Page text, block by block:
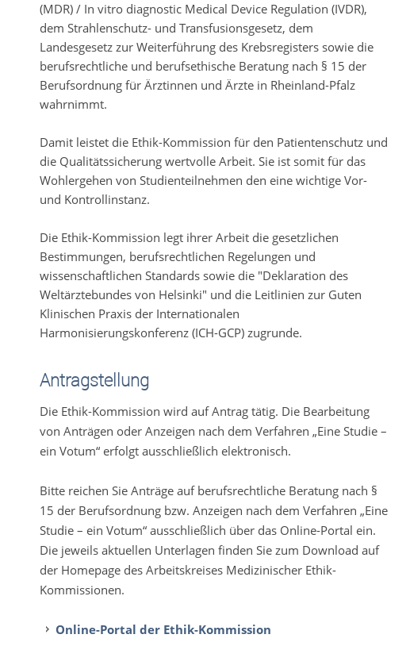
(MDR) / In vitro diagnostic Medical Device Regulation (IVDR),
dem Strahlenschutz- und Transfusionsgesetz, dem
Landesgesetz zur Weiterführung des Krebsregisters sowie die
berufsrechtliche und berufsethische Beratung nach § 15 der
Berufsordnung für Ärztinnen und Ärzte in Rheinland-Pfalz
wahrnimmt.
Damit leistet die Ethik-Kommission für den Patientenschutz und
die Qualitätssicherung wertvolle Arbeit. Sie ist somit für das
Wohlergehen von Studienteilnehmen den eine wichtige Vor-
und Kontrollinstanz.
Die Ethik-Kommission legt ihrer Arbeit die gesetzlichen
Bestimmungen, berufsrechtlichen Regelungen und
wissenschaftlichen Standards sowie die "Deklaration des
Weltärztebundes von Helsinki" und die Leitlinien zur Guten
Klinischen Praxis der Internationalen
Harmonisierungskonferenz (ICH-GCP) zugrunde.
Antragstellung
Die Ethik-Kommission wird auf Antrag tätig. Die Bearbeitung
von Anträgen oder Anzeigen nach dem Verfahren „Eine Studie –
ein Votum“ erfolgt ausschließlich elektronisch.
Bitte reichen Sie Anträge auf berufsrechtliche Beratung nach §
15 der Berufsordnung bzw. Anzeigen nach dem Verfahren „Eine
Studie – ein Votum“ ausschließlich über das Online-Portal ein.
Die jeweils aktuellen Unterlagen finden Sie zum Download auf
der Homepage des Arbeitskreises Medizinischer Ethik-
Kommissionen.
Online-Portal der Ethik-Kommission